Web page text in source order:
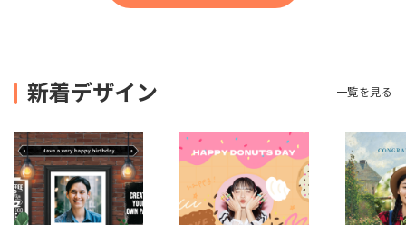
新着デザイン 一覧を見る